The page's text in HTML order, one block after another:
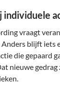
individuele
vraagt
blijft iets
die gepaard
nieuwe